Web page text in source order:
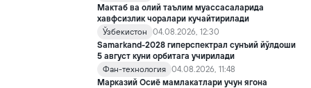
Мактаб ва олий таълим муассасаларида
хавфсизлик чоралари кучайтирилади
Ўзбекистон
04.08.2026, 12:30
Samarkand-2028 гиперспектрал сунъий йўлдоши
5 август куни орбитага учирилади
Фан-технология 04.08.2026, 11:48
Марказий Осиё мамлакатлари учун ягона